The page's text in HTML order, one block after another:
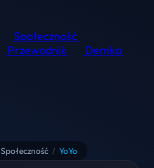
Społeczność
Przewodnik
Demka
Społeczność / YoYo